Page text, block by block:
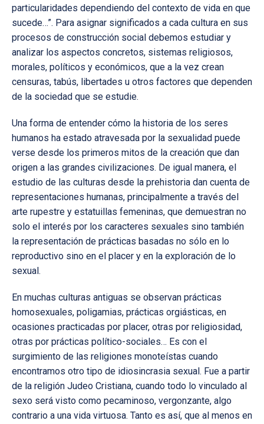
particularidades dependiendo del contexto de vida en que
sucede…”. Para asignar significados a cada cultura en sus
procesos de construcción social debemos estudiar y
analizar los aspectos concretos, sistemas religiosos,
morales, políticos y económicos, que a la vez crean
censuras, tabús, libertades u otros factores que dependen
de la sociedad que se estudie.
Una forma de entender cómo la historia de los seres
humanos ha estado atravesada por la sexualidad puede
verse desde los primeros mitos de la creación que dan
origen a las grandes civilizaciones. De igual manera, el
estudio de las culturas desde la prehistoria dan cuenta de
representaciones humanas, principalmente a través del
arte rupestre y estatuillas femeninas, que demuestran no
solo el interés por los caracteres sexuales sino también
la representación de prácticas basadas no sólo en lo
reproductivo sino en el placer y en la exploración de lo
sexual.
En muchas culturas antiguas se observan prácticas
homosexuales, poligamias, prácticas orgiásticas, en
ocasiones practicadas por placer, otras por religiosidad,
otras por prácticas político-sociales… Es con el
surgimiento de las religiones monoteístas cuando
encontramos otro tipo de idiosincrasia sexual. Fue a partir
de la religión Judeo Cristiana, cuando todo lo vinculado al
sexo será visto como pecaminoso, vergonzante, algo
contrario a una vida virtuosa. Tanto es así, que al menos en